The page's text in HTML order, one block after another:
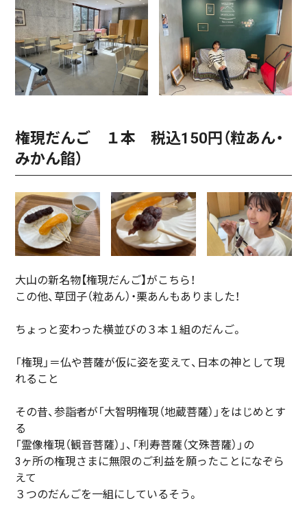
権現だんご １本 税込150円（粒あん・
みかん餡）
大山の新名物【権現だんご】がこちら！
この他、草団子（粒あん）・栗あんもありました！
ちょっと変わった横並びの３本１組のだんご。
「権現」＝仏や菩薩が仮に姿を変えて、日本の神として現
れること
その昔、参詣者が「大智明権現（地蔵菩薩）」をはじめとす
る
「霊像権現（観音菩薩）」、「利寿菩薩（文殊菩薩）」の
3ヶ所の権現さまに無限のご利益を願ったことになぞら
えて
３つのだんごを一組にしているそう。